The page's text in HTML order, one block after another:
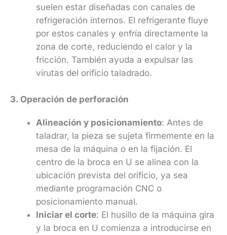
suelen estar diseñadas con canales de
refrigeración internos. El refrigerante fluye
por estos canales y enfría directamente la
zona de corte, reduciendo el calor y la
fricción. También ayuda a expulsar las
virutas del orificio taladrado.
3. Operación de perforación
Alineación y posicionamiento: Antes de
taladrar, la pieza se sujeta firmemente en la
mesa de la máquina o en la fijación. El
centro de la broca en U se alinea con la
ubicación prevista del orificio, ya sea
mediante programación CNC o
posicionamiento manual.
Iniciar el corte: El husillo de la máquina gira
y la broca en U comienza a introducirse en